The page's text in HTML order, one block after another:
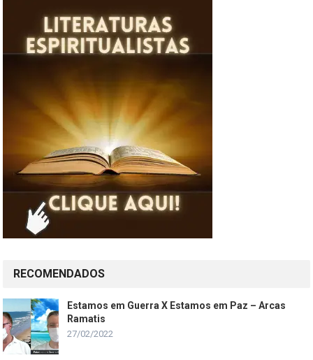
RECOMENDADOS
Estamos em Guerra X Estamos em Paz – Arcas
Ramatis
27/02/2022